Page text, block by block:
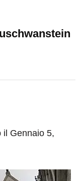
il Gennaio 5,